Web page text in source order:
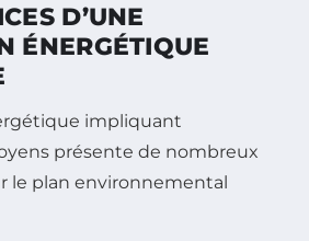
D’UNE
ÉNERGÉTIQUE
impliquant
présente de nombreux
le plan environnemental